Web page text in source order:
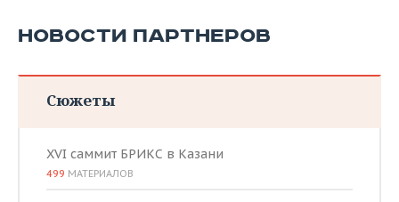
НОВОСТИ ПАРТНЕРОВ
Сюжеты
XVI саммит БРИКС в Казани
499 МАТЕРИАЛОВ